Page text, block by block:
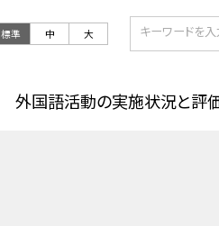
標準 中 大
外国語活動の実施状況と評